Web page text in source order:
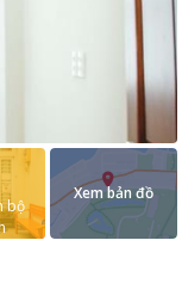
bộ
Xem bản đồ